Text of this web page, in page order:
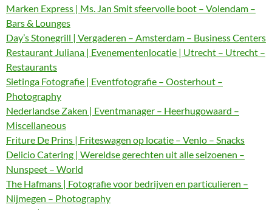
Marken Express | Ms. Jan Smit sfeervolle boot – Volendam –
Bars & Lounges
Day’s Stonegrill | Vergaderen – Amsterdam – Business Centers
Restaurant Juliana | Evenementenlocatie | Utrecht – Utrecht –
Restaurants
Sietinga Fotografie | Eventfotografie – Oosterhout –
Photography
Nederlandse Zaken | Eventmanager – Heerhugowaard –
Miscellaneous
Friture De Prins | Friteswagen op locatie – Venlo – Snacks
Delicio Catering | Wereldse gerechten uit alle seizoenen –
Nunspeet – World
The Hafmans | Fotografie voor bedrijven en particulieren –
Nijmegen – Photography